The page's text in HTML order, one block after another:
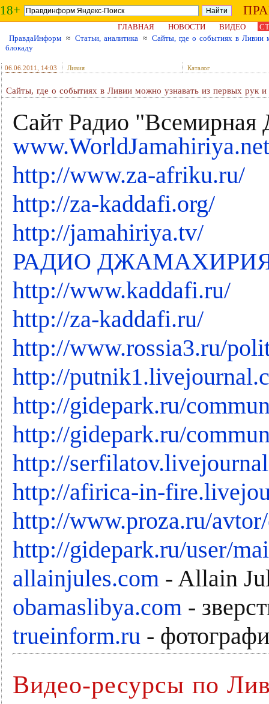
18+
ГЛАВНАЯ НОВОСТИ ВИДЕО
ПравдаИнформ ≈ Статьи, аналитика ≈ Сайты, где о событиях в Ливии
блокаду
06.06.2011 , 14:03 Ливия Каталог
Сайты, где о событиях в Ливии можно узнавать из первых рук
Сайт Радио "Всемирная
www.WorldJamahiriya.net
http://www.za-afriku.ru/
http://za-kaddafi.org/
http://jamahiriya.tv/
РАДИО ДЖАМАХИРИЯ
http://www.kaddafi.ru/
http://za-kaddafi.ru/
http://www.rossia3.ru/
http://
http://gidepark.ru/
http://gidepark.ru/
http://
http://afirica-in-
http://www.proza.ru/
http://gidepark.ru/user/
allainjules.com - Allain
obamaslibya.com -
trueinform.ru -
Видео-ресурсы по